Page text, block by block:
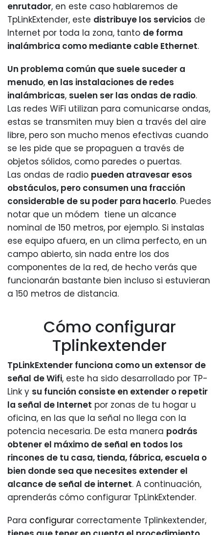
enrutador, en este caso hablaremos de
TpLinkExtender, este distribuye los servicios de
Internet por toda la zona, tanto de forma
inalámbrica como mediante cable Ethernet.
Un problema común que suele suceder a
menudo, en las instalaciones de redes
inalámbricas, suelen ser las ondas de radio.
Las redes WiFi utilizan para comunicarse ondas,
estas se transmiten muy bien a través del aire
libre, pero son mucho menos efectivas cuando
se les pide que se propaguen a través de
objetos sólidos, como paredes o puertas.
Las ondas de radio pueden atravesar esos
obstáculos, pero consumen una fracción
considerable de su poder para hacerlo. Puedes
notar que un módem tiene un alcance
nominal de 150 metros, por ejemplo. Si instalas
ese equipo afuera, en un clima perfecto, en un
campo abierto, sin nada entre los dos
componentes de la red, de hecho verás que
funcionarán bastante bien incluso si estuvieran
a 150 metros de distancia.
Cómo configurar
Tplinkextender
TpLinkExtender funciona como un extensor de
señal de Wifi, este ha sido desarrollado por TP-
Link y su función consiste en extender o repetir
la señal de Internet por zonas de tu hogar u
oficina, en las que la señal no llega con la
potencia necesaria. De esta manera podrás
obtener el máximo de señal en todos los
rincones de tu casa, tienda, fábrica, escuela o
bien donde sea que necesites extender el
alcance de señal de internet. A continuación,
aprenderás cómo configurar TpLinkExtender.
Para configurar correctamente Tplinkextender,